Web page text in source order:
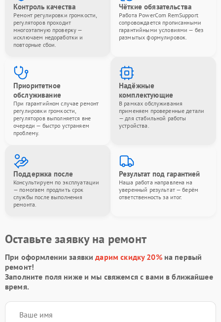
Контроль качества
Ремонт регулировки громкости,
регуляторов проходит
многоэтапную проверку —
исключаем недоработки и
повторные сбои.
Чёткие обязательства
Работа PowerCom RemSupport
сопровождается прописанными
гарантийными условиями — без
размытых формулировок.
Приоритетное
обслуживание
При гарантийном случае ремонт
регулировки громкости,
регуляторов выполняется вне
очереди — быстро устраняем
проблему.
Надёжные
комплектующие
В рамках обслуживания
применяем проверенные детали
— для стабильной работы
устройства.
Поддержка после
Консультируем по эксплуатации
— помогаем продлить срок
службы после выполнения
ремонта.
Результат под гарантией
Наша работа направлена на
уверенный результат — берём
ответственность за итог.
Оставьте заявку на ремонт
При оформлении заявкидарим скидку 20%на первый
ремонт!
Заполните поля ниже и мы свяжемся с вами в ближайшее
время.